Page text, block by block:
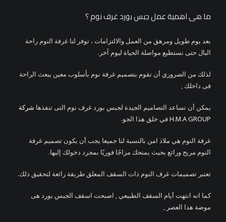
ما هى اهمية عمل جبس بورد غرف نوم ؟
بعد يوم طويل ومرهق من العمل والالتزامات ، توفر لنا غرفة النوم راحة
البال حتى نستطيع مواصلة الحياة ليوم آخر.
لذلك من الضروري أن تقوم بتصميم غرفة نوم بأسلوب معين يبعث الراحة
فى داخلك ,
يمكن أن تساعد التصاميم الجيدة لجبس بورد غرف نوم التى تنفذها شركة
H.M.A GROUPفي خلق هذا الجو.
غرفة النوم هي ملاذ امن بالنسبة لنا جميعا يجب أن يكون تصميم غرفة
النوم مريح ورائع بحيث يمنحك مزاجًا فوريًا بمجرد دخولك إليها.
تعتبر تصميمات غرف النوم ذات السقف المعلق طريقة رائعة لتحقيق ذلك.
كما انه انتهت أيام السقف الطبيعي , اصبحت اسقف الجبس بورد هى
موضة هذا العصر ,